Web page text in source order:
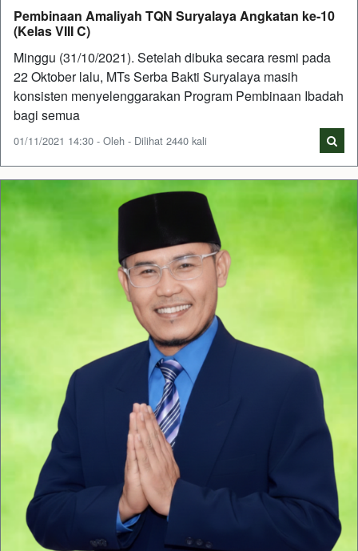
Pembinaan Amaliyah TQN Suryalaya Angkatan ke-10
(Kelas VIII C)
Minggu (31/10/2021). Setelah dibuka secara resmi pada
22 Oktober lalu, MTs Serba Bakti Suryalaya masih
konsisten menyelenggarakan Program Pembinaan Ibadah
bagi semua
01/11/2021 14:30 - Oleh - Dilihat 2440 kali